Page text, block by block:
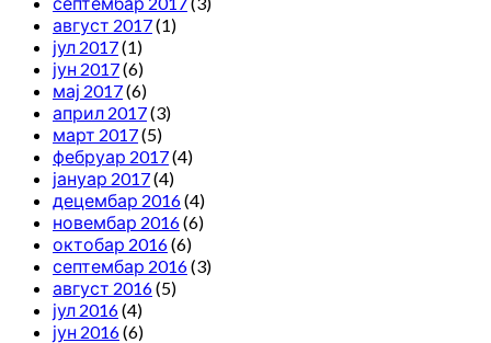
август 2017(1)
јул 2017(1)
јун 2017(6)
мај 2017(6)
април 2017(3)
март 2017(5)
фебруар 2017(4)
јануар 2017(4)
децембар 2016(4)
новембар 2016(6)
октобар 2016(6)
септембар 2016(3)
август 2016(5)
јул 2016(4)
јун 2016(6)